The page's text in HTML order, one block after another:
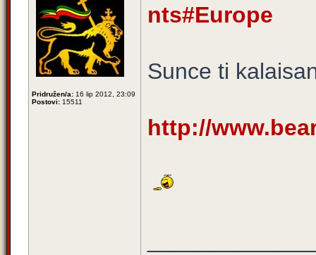
Pridružen/a: 16 lip 2012, 23:09
Postovi: 15511
nts#Europe
Sunce ti
http://